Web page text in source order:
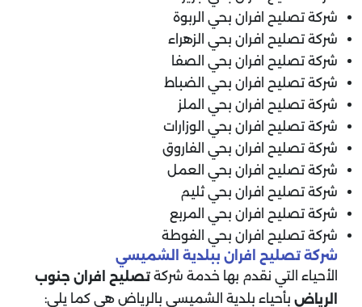
شركة تصليح افران بحي الربوة
شركة تصليح افران بحي الزهراء
شركة تصليح افران بحي الصفا
شركة تصليح افران بحي الضباط
شركة تصليح افران بحي الملز
شركة تصليح افران بحي الوزارات
شركة تصليح افران بحي الفاروق
شركة تصليح افران بحي العمل
شركة تصليح افران بحي ثليم
شركة تصليح افران بحي المربع
شركة تصليح افران بحي الفوطة
شركة تصليح افران ببلدية الشميسي
الأحياء التي نقدم بها خدمة شركة تصليح افران جنوب
الرياض بأحياء بلدية الشميسي بالرياض هي كما يلي: